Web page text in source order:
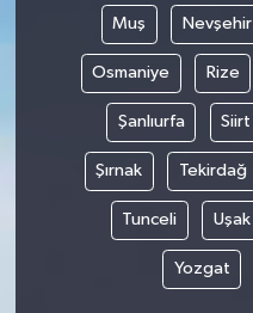
Muş Nevşehir
Osmaniye Rize
Şanlıurfa Siirt
Şırnak Tekirdağ
Tunceli Uşak
Yozgat